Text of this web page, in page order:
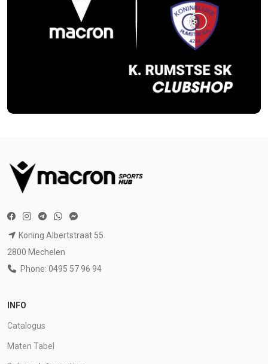
Koning Albertstraat 55
2800 Mechelen
Phone: 0495 57 96 94
INFO
Catalogus
Maten Tabel